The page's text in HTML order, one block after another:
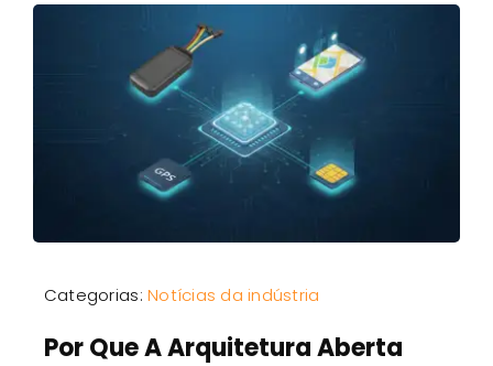
Categorias:Notícias da indústria
Por Que A Arquitetura Aberta